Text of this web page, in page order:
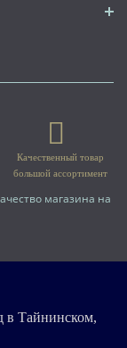
Качественный товар
большой ассортимент
Тайнинском,